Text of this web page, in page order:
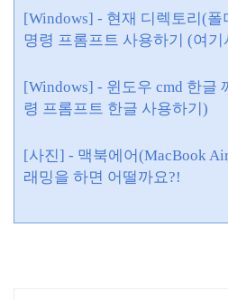
[Windows] - 현재 디렉토리(폴
명령 프롬프트 사용하기 (여기
[Windows] - 윈도우 cmd 한글
령 프롬프트 한글 사용하기)
[사진] - 맥북에어(MacBook
래밍을 하면 어떨까요?!